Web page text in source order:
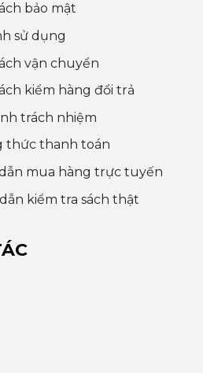
bảo mật
sử dụng
vận chuyển
kiểm hàng đổi trả
trách nhiệm
thức thanh toán
mua hàng trực tuyến
kiểm tra sách thật